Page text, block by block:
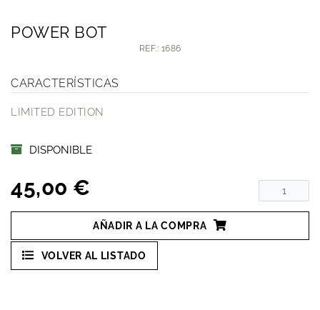
POWER BOT
REF.: 1686
CARACTERÍSTICAS
LIMITED EDITION
DISPONIBLE
45,00 €
AÑADIR A LA COMPRA
VOLVER AL LISTADO